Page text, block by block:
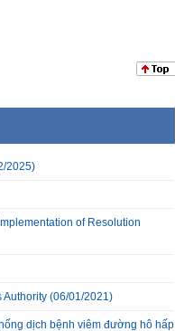
2025)
of Resolution
Authority (06/01/2021)
dịch bệnh viêm đường hô hấp